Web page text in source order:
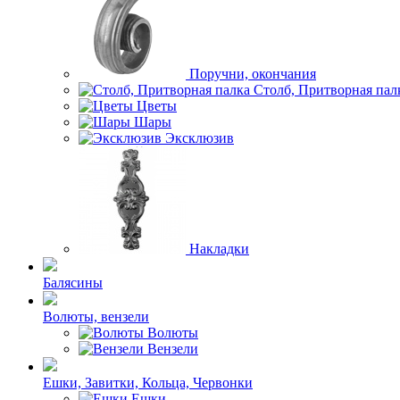
Поручни, окончания
Столб, Притворная
Цветы
Шары
Эксклюзив
Накладки
Балясины
Волюты, вензели
Волюты
Вензели
Ешки, Завитки, Кольца, Червонки